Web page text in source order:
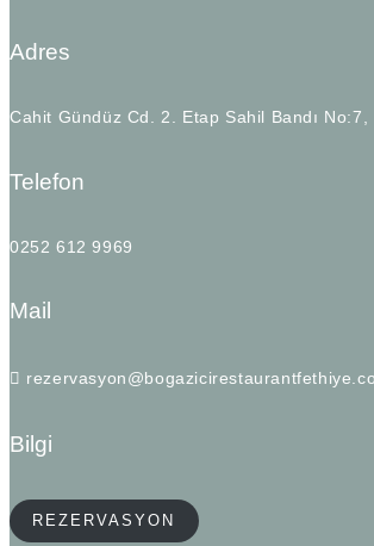
Adres
Cahit Gündüz Cd. 2. Etap Sahil Bandı
Telefon
0252 612 9969
Mail
Bilgi
REZERVASYON